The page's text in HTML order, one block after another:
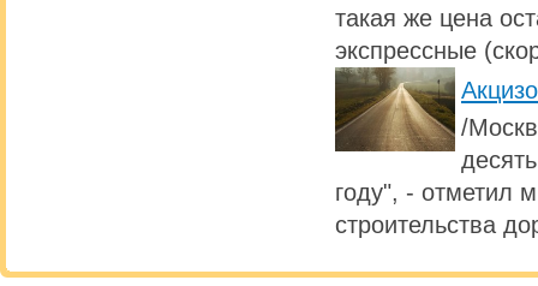
такая же цена
экспрессные
/
году", - отметил
строительства